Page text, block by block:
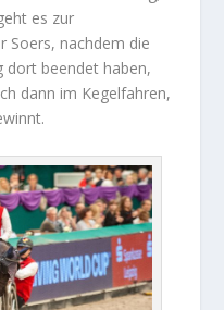
es zur
Soers, nachdem die
dort beendet haben,
dann im Kegelfahren,